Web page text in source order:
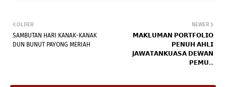
NEWER
𝗠𝗔𝗞𝗟𝗨𝗠𝗔𝗡 𝗣𝗢𝗥𝗧𝗙𝗢𝗟𝗜𝗢
𝗣𝗘𝗡𝗨𝗛 𝗔𝗛𝗟𝗜
𝗝𝗔𝗪𝗔𝗧𝗔𝗡𝗞𝗨𝗔𝗦𝗔 𝗗𝗘𝗪𝗔𝗡
𝗣𝗘𝗠𝗨...
OLDER
SAMBUTAN HARI KANAK-KANAK
DUN BUNUT PAYONG MERIAH